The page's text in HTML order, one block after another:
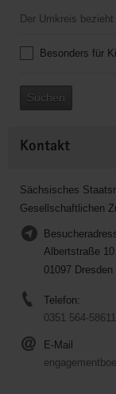
Der Umkreis
Besonders für
Suchen
Kontakt
Sächsisches
Gesellschaftlichen
Albertstraße 10
01097 Dresden
Telefon:
0351 564-58611
E-Mail